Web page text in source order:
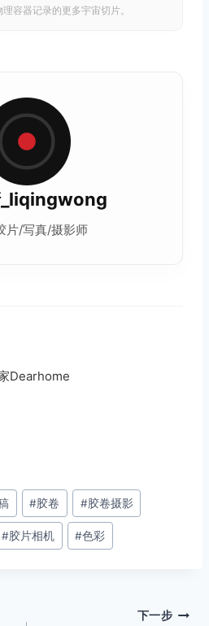
容器记录的更多宇宙切片。
_liqingwong
片/写真/摄影师
Dearhome
#胶卷 #胶卷摄影
#胶片相机 #色彩
下一步